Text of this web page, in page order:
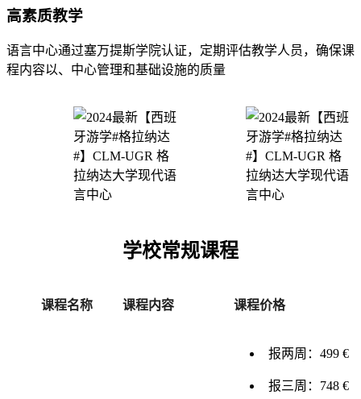
高素质教学
语言中心通过塞万提斯学院认证，定期评估教学人员，确保课
程内容以、中心管理和基础设施的质量
学校常规课程
课程名称 课程内容 课程价格
报两周：499 €
报三周：748 €